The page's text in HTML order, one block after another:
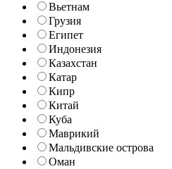
Вьетнам
Грузия
Египет
Индонезия
Казахстан
Катар
Кипр
Китай
Куба
Маврикий
Мальдивские острова
Оман